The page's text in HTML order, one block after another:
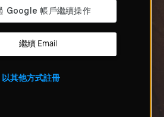
繼續 Email
以其他方式註冊